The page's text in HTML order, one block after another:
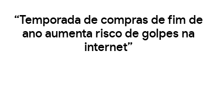
“Temporada de compras de fim de
ano aumenta risco de golpes na
internet”